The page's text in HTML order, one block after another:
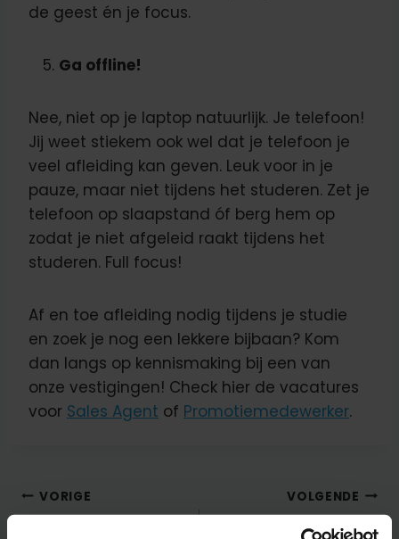
de geest én je focus.
Ga offline!
Nee, niet op je laptop natuurlijk. Je telefoon!
Jij weet stiekem ook wel dat je telefoon je
veel afleiding kan geven. Leuk voor in je
pauze, maar niet tijdens het studeren. Zet je
telefoon op slaapstand óf berg hem op
zodat je niet afgeleid raakt tijdens het
studeren. Full focus!
Af en toe afleiding nodig tijdens je studie
en zoek je nog een lekkere bijbaan? Kom
dan langs op kennismaking bij een van
onze vestigingen! Check hier de vacatures
voor Sales Agent of Promotiemedewerker.
Bericht
VORIGE VOLGENDE
Van Fonk naar